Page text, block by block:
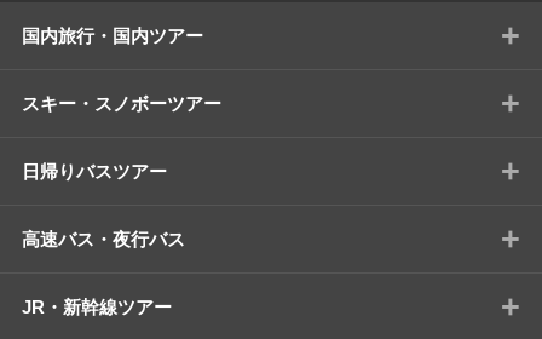
国内旅行・国内ツアー +
スキー・スノボーツアー +
日帰りバスツアー +
高速バス・夜行バス +
JR・新幹線ツアー +